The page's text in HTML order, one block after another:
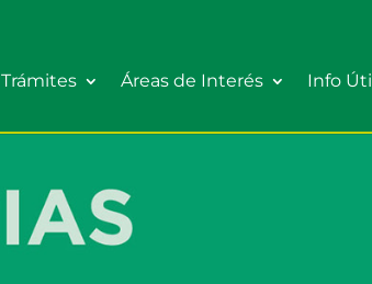
Trámites Áreas de Interés Info